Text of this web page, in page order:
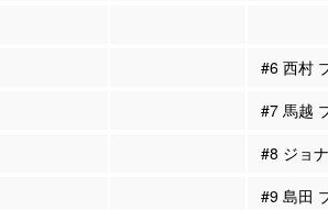
#6 西村
#7 馬越
#8 ジョ
#9 島田